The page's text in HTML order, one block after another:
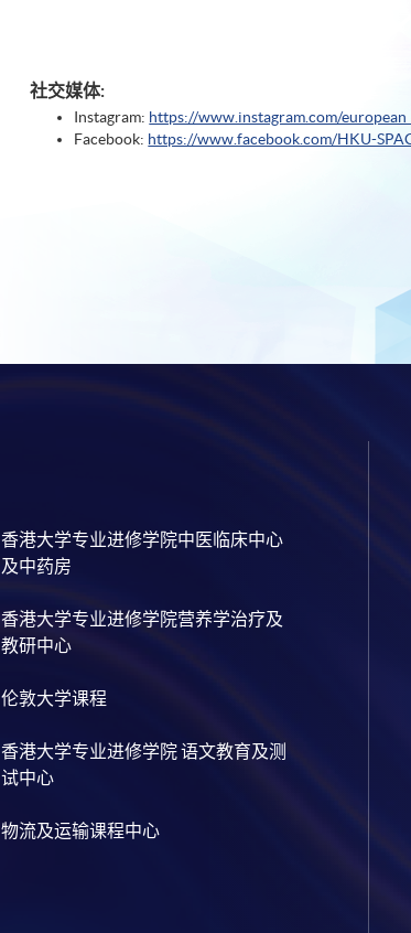
社交媒体:
Instagram: https://www.instagram.com/
Facebook: https://www.facebook.com/HKU-
香港大学专业进修学院中医临床中心
及中药房
香港大学专业进修学院营养学治疗及
教研中心
伦敦大学课程
香港大学专业进修学院 语文教育及测
试中心
物流及运输课程中心